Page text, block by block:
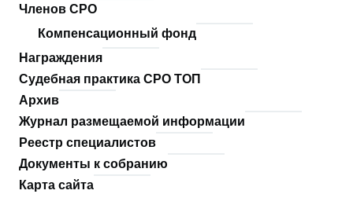
Членов СРО
Компенсационный фонд
Награждения
Судебная практика СРО ТОП
Архив
Журнал размещаемой информации
Реестр специалистов
Документы к собранию
Карта сайта